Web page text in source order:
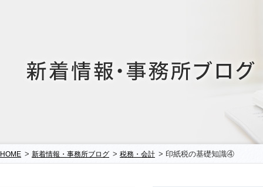
HOME > 新着情報・事務所ブログ > 税務・会計 > 印紙税の基礎知識④